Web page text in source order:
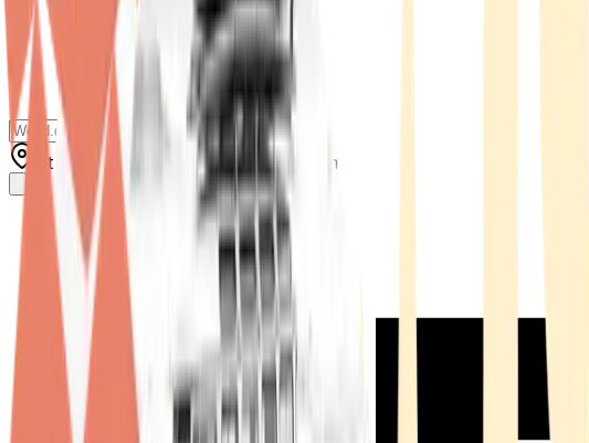
Standort wählen Versandart wählen